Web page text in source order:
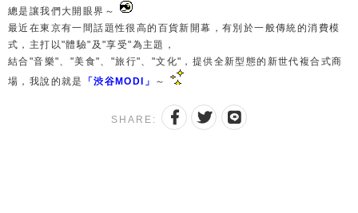
總是讓我們大開眼界～
最近在東京有一間話題性很高的百貨新開幕， 有別於一般傳統的消費模
式， 主打以"體驗"及"享受"為主題，
結合"音樂"、"美食"、"旅行"、"文化"，提供全新型態的新世代複合式商
場，我說的就是
「渋谷MODI」 ～
SHARE: